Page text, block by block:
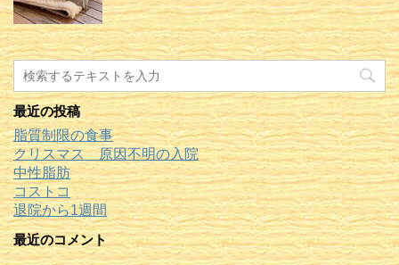
最近の投稿
脂質制限の食事
クリスマス 原因不明の入院
中性脂肪
コストコ
退院から1週間
最近のコメント